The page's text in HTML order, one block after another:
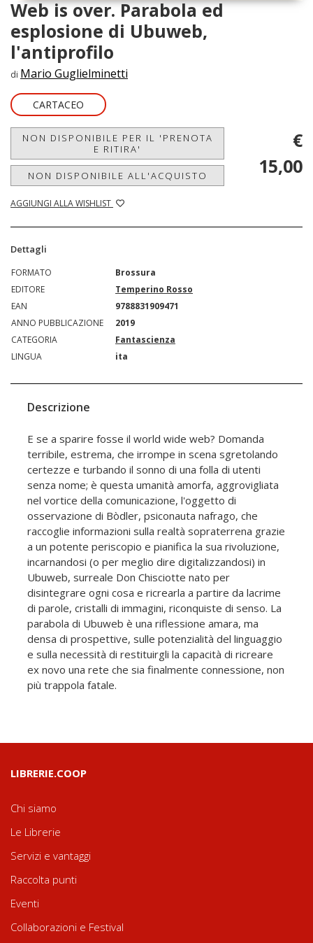
Web is over. Parabola ed
esplosione di Ubuweb,
l'antiprofilo
di Mario Guglielminetti
CARTACEO
NON DISPONIBILE PER IL 'PRENOTA
E RITIRA'
NON DISPONIBILE ALL'ACQUISTO
AGGIUNGI ALLA WISHLIST
€
15,00
Dettagli
FORMATO
Brossura
EDITORE
Temperino Rosso
EAN
9788831909471
ANNO PUBBLICAZIONE
2019
CATEGORIA
Fantascienza
LINGUA
ita
Descrizione
E se a sparire fosse il world wide web? Domanda
terribile, estrema, che irrompe in scena sgretolando
certezze e turbando il sonno di una folla di utenti
senza nome; è questa umanità amorfa, aggrovigliata
nel vortice della comunicazione, l'oggetto di
osservazione di Bòdler, psiconauta nafrago, che
raccoglie informazioni sulla realtà sopraterrena grazie
a un potente periscopio e pianifica la sua rivoluzione,
incarnandosi (o per meglio dire digitalizzandosi) in
Ubuweb, surreale Don Chisciotte nato per
disintegrare ogni cosa e ricrearla a partire da lacrime
di parole, cristalli di immagini, riconquiste di senso. La
parabola di Ubuweb è una riflessione amara, ma
densa di prospettive, sulle potenzialità del linguaggio
e sulla necessità di restituirgli la capacità di ricreare
ex novo una rete che sia finalmente connessione, non
più trappola fatale.
LIBRERIE.COOP
Chi siamo
Le Librerie
Servizi e vantaggi
Raccolta punti
Eventi
Collaborazioni e Festival